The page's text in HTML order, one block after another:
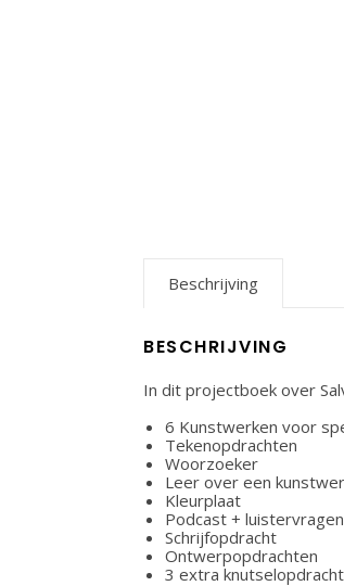
Beschrijving
BESCHRIJVING
In dit projectboek over
6 Kunstwerken voor
Tekenopdrachten
Woorzoeker
Leer over een
Kleurplaat
Podcast + luistervragen
Schrijfopdracht
Ontwerpopdrachten
3 extra